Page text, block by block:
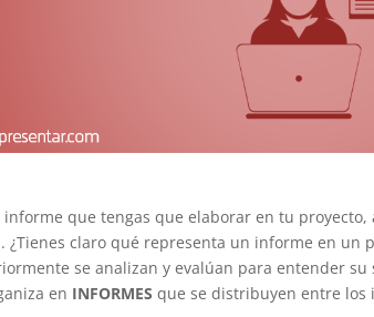
que tengas que elaborar en tu
¿Tienes claro qué representa un informe en un
se analizan y evalúan para entender
en INFORMES que se distribuyen entre los